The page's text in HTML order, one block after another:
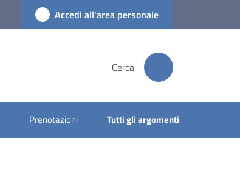
Accedi all'area personale
Cerca
Prenotazioni Tutti gli argomenti